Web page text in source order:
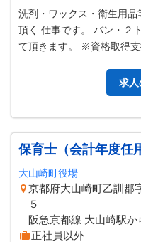
洗剤・ワックス・衛生用
頂く 仕事です。 バン・２
て頂きます。 ※資格取得
求人
保育士（会計年度任
大山崎町役場
京都府大山崎町乙訓郡
５ 立保
阪急京都線 大山崎駅か
正社員以外